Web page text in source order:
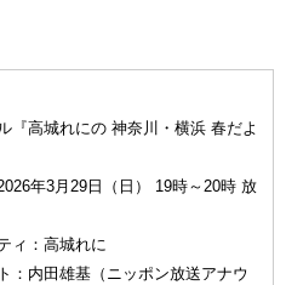
『高城れにの 神奈川・横浜 春だよ
年3月29日（日） 19時～20時 放
ィ：高城れに
：内田雄基（ニッポン放送アナウ